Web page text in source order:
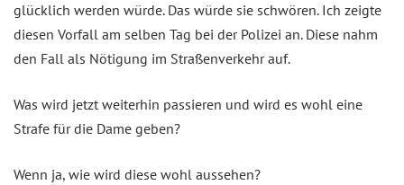
glücklich werden würde. Das würde sie schwören. Ich zeigte
diesen Vorfall am selben Tag bei der Polizei an. Diese nahm
den Fall als Nötigung im Straßenverkehr auf.
Was wird jetzt weiterhin passieren und wird es wohl eine
Strafe für die Dame geben?
Wenn ja, wie wird diese wohl aussehen?